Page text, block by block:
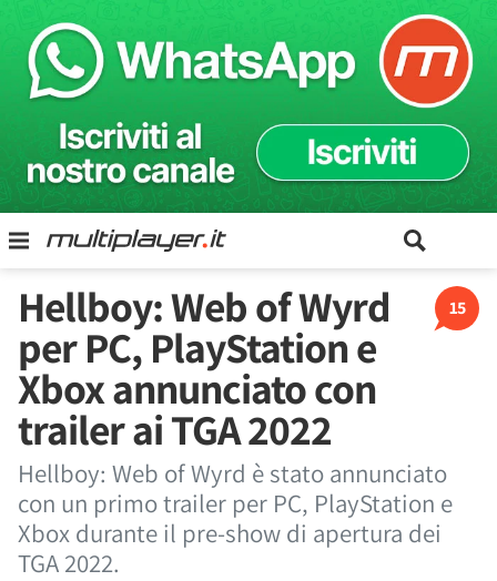
15
Hellboy: Web of Wyrd
per PC, PlayStation e
Xbox annunciato con
trailer ai TGA 2022
Hellboy: Web of Wyrd è stato annunciato
con un primo trailer per PC, PlayStation e
Xbox durante il pre-show di apertura dei
TGA 2022.